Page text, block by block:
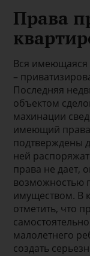
Права
Вся имеющаяся
–
Последняя
объектом
махинации
имеющий права
подтверждены
ней
права не дает,
возможностью
имуществом. В
отметить, что
малолетнего
создать